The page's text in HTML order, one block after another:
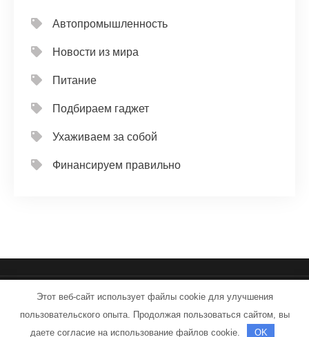
Автопромышленность
Новости из мира
Питание
Подбираем гаджет
Ухаживаем за собой
Финансируем правильно
samarahay.ru - Работает на WordPress
Тема от Grace Themes
Этот веб-сайт использует файлы cookie для улучшения
пользовательского опыта. Продолжая пользоваться сайтом, вы
даете согласие на использование файлов cookie.
OK